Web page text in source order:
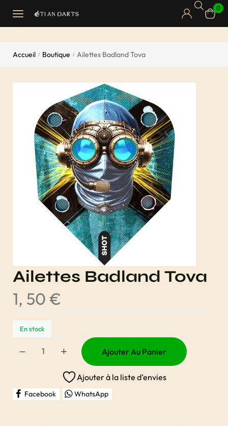
0
Accueil / Boutique / Ailettes Badland Tova
Ailettes Badland Tova
1, 50 €
En stock
Ajouter Au Panier
Ajouter à la liste d’envies
Facebook WhatsApp